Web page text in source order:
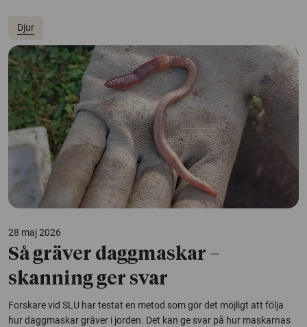
Djur
28 maj 2026
Så gräver daggmaskar –
skanning ger svar
Forskare vid SLU har testat en metod som gör det möjligt att följa
hur daggmaskar gräver i jorden. Det kan ge svar på hur maskarnas